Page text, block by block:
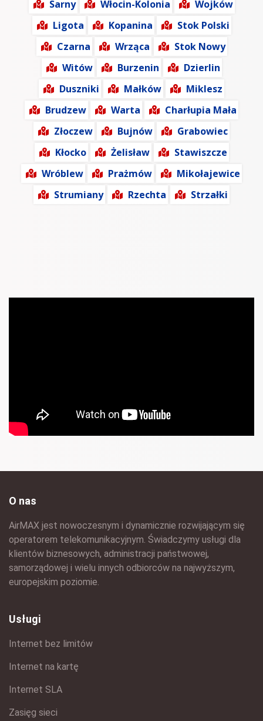
Sarny
Włocin-Kolonia
Wojków
Ligota
Kopanina
Stok Polski
Czarna
Wrząca
Stok Nowy
Witów
Burzenin
Dzierlin
Duszniki
Małków
Miklesz
Brudzew
Warta
Charłupia Mała
Złoczew
Bujnów
Grabowiec
Kłocko
Żelisław
Stawiszcze
Wróblew
Prażmów
Mikołajewice
Strumiany
Rzechta Strzałki
O nas
AirMAX jest nowoczesnym i dynamicznie rozwijającym się
operatorem telekomunikacyjnym. Świadczymy usługi dla
klientów biznesowych, administracji państwowej,
samorządowej i wielu innych odbiorców na najwyższym,
europejskim poziomie.
Usługi
Internet bez limitów
Internet na kartę
Internet SLA
Zasięg sieci